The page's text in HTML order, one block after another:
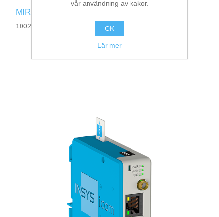
MIRO-L200
10023341
vår användning av kakor.
OK
Lär mer